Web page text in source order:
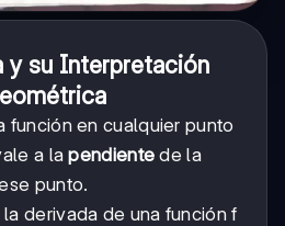
y su Interpretación
función en cualquier punto
a lapendiente de la
punto.
derivada de una función f